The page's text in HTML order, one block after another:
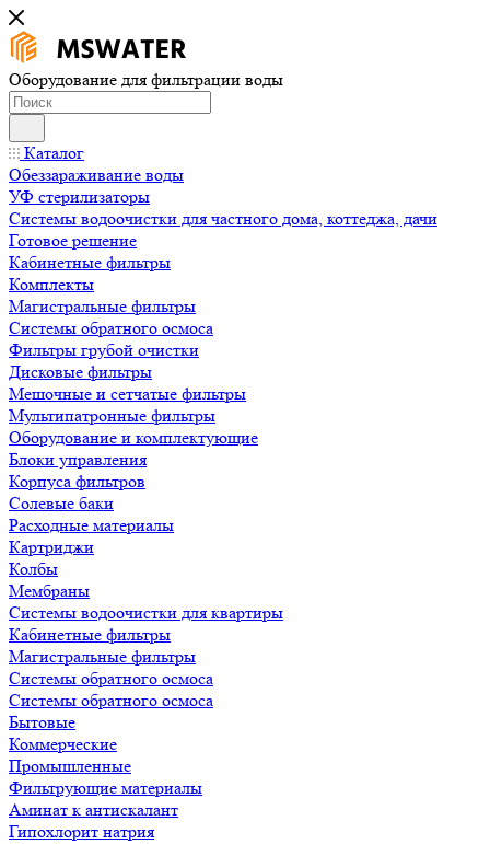
Оборудование для фильтрации воды
Каталог
Обеззараживание воды
УФ стерилизаторы
Системы водоочистки для частного дома, коттеджа, дачи
Готовое решение
Кабинетные фильтры
Комплекты
Магистральные фильтры
Системы обратного осмоса
Фильтры грубой очистки
Дисковые фильтры
Мешочные и сетчатые фильтры
Мультипатронные фильтры
Оборудование и комплектующие
Блоки управления
Корпуса фильтров
Солевые баки
Расходные материалы
Картриджи
Колбы
Мембраны
Системы водоочистки для квартиры
Кабинетные фильтры
Магистральные фильтры
Системы обратного осмоса
Системы обратного осмоса
Бытовые
Коммерческие
Промышленные
Фильтрующие материалы
Аминат к антискалант
Гипохлорит натрия